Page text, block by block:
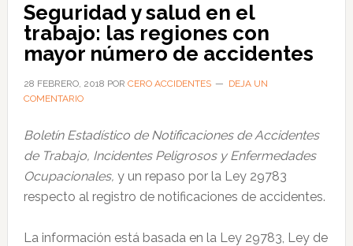
Seguridad y salud en el
trabajo: las regiones con
mayor número de accidentes
28 FEBRERO, 2018 POR CERO ACCIDENTES
DEJA UN
COMENTARIO
Boletín Estadístico de Notificaciones de Accidentes
de Trabajo, Incidentes Peligrosos y Enfermedades
Ocupacionales, y un repaso por la Ley 29783
respecto al registro de notificaciones de accidentes.
La información está basada en la Ley 29783, Ley de